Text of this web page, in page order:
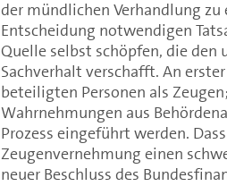
der mündlichen Verhandlung
Entscheidung notwendigen
Quelle selbst schöpfen, die
Sachverhalt verschafft. An
beteiligten Personen als
Wahrnehmungen aus
Prozess eingeführt werden.
Zeugenvernehmung einen
neuer Beschluss des